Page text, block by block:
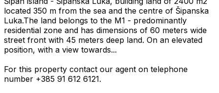
located 350 m from the sea and the centre of Šipanska
Luka.The land belongs to the M1 - predominantly
residential zone and has dimensions of 60 meters wide
street front with 45 meters deep land. On an elevated
position, with a view towards...
For this property contact our agent on telephone
number +385 91 612 6121.